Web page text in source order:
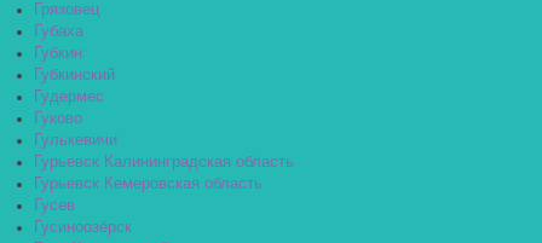
Грязовец
Губаха
Губкин
Губкинский
Гудермес
Гуково
Гулькевичи
Гурьевск Калининградская область
Гурьевск Кемеровская область
Гусев
Гусиноозёрск